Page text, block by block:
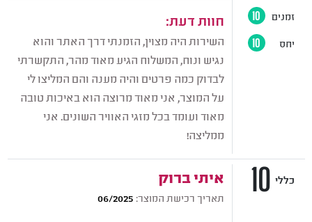
חוות דעת:
השירות היה מצוין, הזמנתי דרך האתר והוא
נגיש ונוח, המשלוח הגיע מאוד מהר, התקשרתי
לבדוק כמה פרטים והיה מענה והם המליצו לי
על המוצר, אני מאוד מרוצה הוא באיכות טובה
מאוד ועומד בכל מזגי האוויר השונים. אני
ממליצה!
זמנים 10
יחס 10
איתי ברוק
תאריך רכישת המוצר: 06/2025 10 כללי